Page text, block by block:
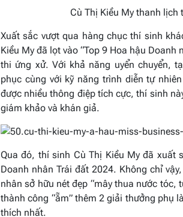
Cù Thị Kiều My thanh lịch
Xuất sắc vượt qua hàng chục thí sinh
Kiều My đã lọt vào “Top 9 Hoa hậu
thi ứng xử. Với khả năng uyển chuyển,
phục cùng với kỹ năng trình diễn tự
được nhiều thông điệp tích cực, thí sinh
giám khảo và khán giả.
Qua đó, thí sinh Cù Thị Kiều My đã xuất
Doanh nhân Trái đất 2024. Không chỉ
nhân sở hữu nét đẹp “mây thua nước tóc,
thành công “ẵm” thêm 2 giải thưởng phụ
thích nhất.